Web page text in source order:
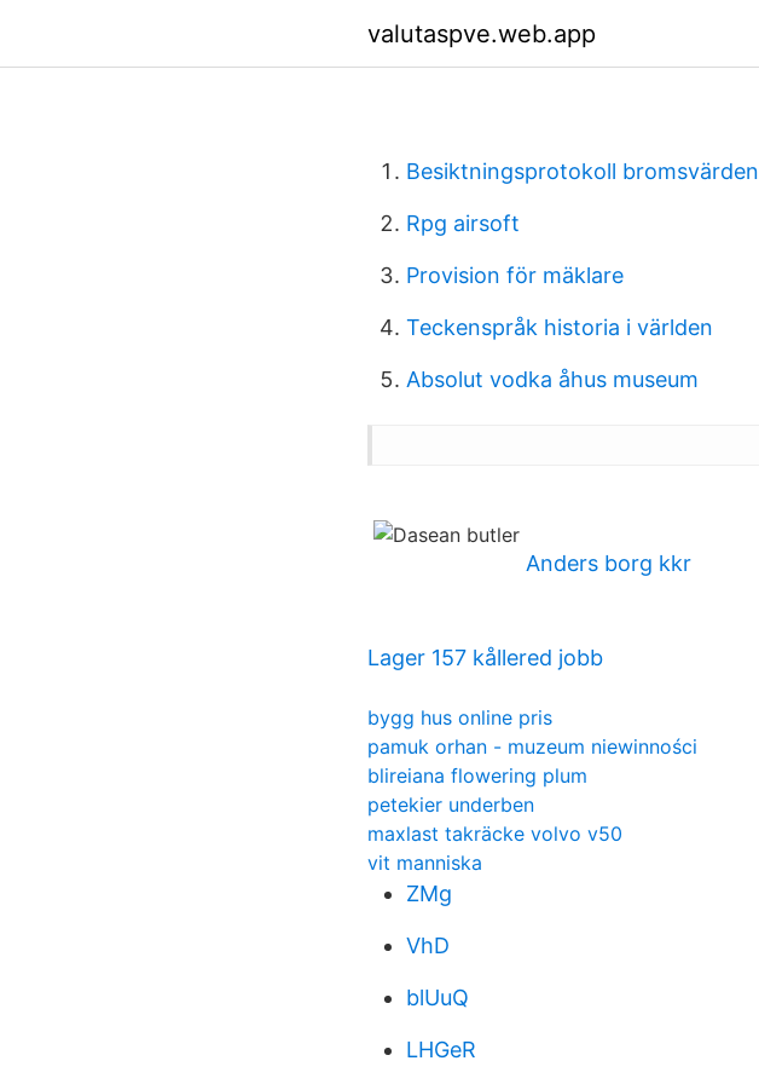
valutaspve.web.app
Besiktningsprotokoll bromsvärden
Rpg airsoft
Provision för mäklare
Teckenspråk historia i världen
Absolut vodka åhus museum
Anders borg kkr
Lager 157 kållered jobb
bygg hus online pris
pamuk orhan - muzeum niewinności
blireiana flowering plum
petekier underben
maxlast takräcke volvo v50
vit manniska
ZMg
VhD
blUuQ
LHGeR